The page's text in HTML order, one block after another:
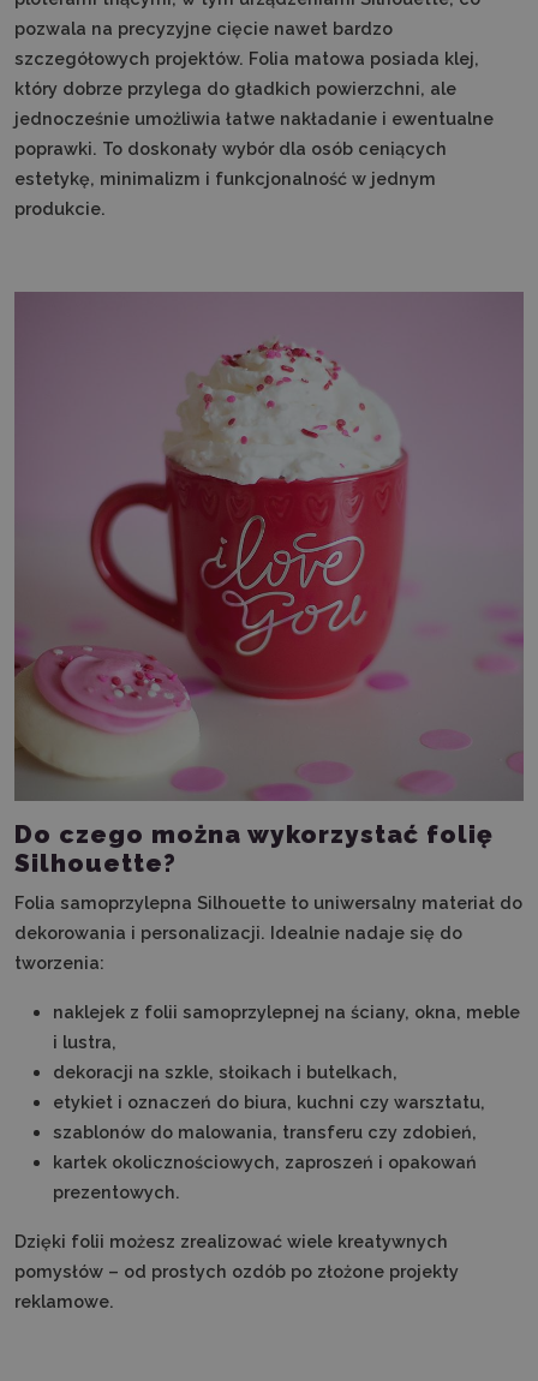
pozwala na precyzyjne cięcie nawet bardzo
szczegółowych projektów. Folia matowa posiada klej,
który dobrze przylega do gładkich powierzchni, ale
jednocześnie umożliwia łatwe nakładanie i ewentualne
poprawki. To doskonały wybór dla osób ceniących
estetykę, minimalizm i funkcjonalność w jednym
produkcie.
Do czego można wykorzystać folię
Silhouette?
Folia samoprzylepna Silhouette to uniwersalny materiał do
dekorowania i personalizacji. Idealnie nadaje się do
tworzenia:
naklejek z folii samoprzylepnej na ściany, okna, meble
i lustra,
dekoracji na szkle, słoikach i butelkach,
etykiet i oznaczeń do biura, kuchni czy warsztatu,
szablonów do malowania, transferu czy zdobień,
kartek okolicznościowych, zaproszeń i opakowań
prezentowych.
Dzięki folii możesz zrealizować wiele kreatywnych
pomysłów – od prostych ozdób po złożone projekty
reklamowe.